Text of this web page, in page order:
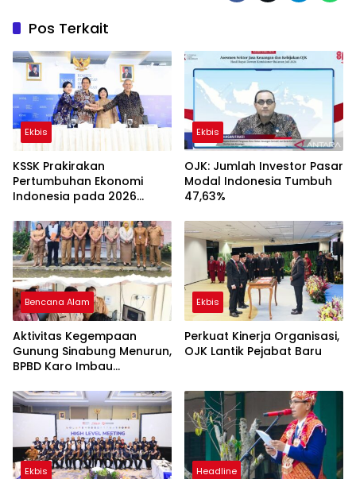
Pos Terkait
Ekbis
KSSK Prakirakan
Pertumbuhan Ekonomi
Indonesia pada 2026
Ekbis
OJK: Jumlah Investor Pasar
Modal Indonesia Tumbuh
47,63%
Bencana Alam
Aktivitas Kegempaan
Gunung Sinabung Menurun,
BPBD Karo Imbau
Waspada dan Patuhi
Rekomendasi
Ekbis
Perkuat Kinerja Organisasi,
OJK Lantik Pejabat Baru
Ekbis Headline